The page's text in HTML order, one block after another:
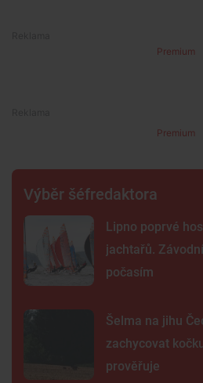
Premium
Premium
Výběr šéfredaktora
Lipno poprvé
jachtařů.
počasím
Šelma na jihu
zachycovat
prověřuje